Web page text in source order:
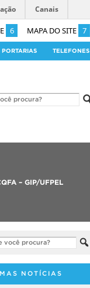
6 MAPA DO SITE 7
Canais
PORTARIAS TELEFONES
– GIP/UFPEL
NOTÍCIAS